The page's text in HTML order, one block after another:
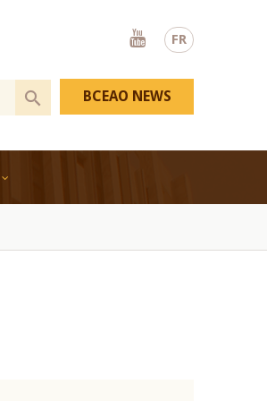
FR
Youtube
BCEAO NEWS